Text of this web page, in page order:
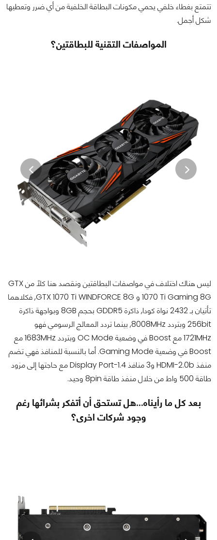
تتمتع بغطاء خلفي يحمي مكونات البطاقة الخلفية من أي ضرر وتعطيها
شكل أجمل.
المواصفات التقنية للبطاقتين؟
ليس هناك اختلاف في مواصفات البطاقتين ونقصد هنا كلاً من GTX
1070 Ti Gaming 8G و GTX 1070 Ti WINDFORCE 8G, فكلاهما
تأتيان بـ 2432 نواة كودا, ذاكرة GDDR5 بحجم 8GB وبواجهة ذاكرة
256bit وبتردد 8008MHz, بينما تردد المعالج الرسومي فهو
1721MHz مع Boost في وضعية OC Mode وبتردد 1683MHz مع
Boost في وضعية Gaming Mode. أما بالنسبة للمنافذ فهي تضم
منفذ HDMI-2.0b و3 منافذ Display Port-1.4 مع حاجتها إلى مزود
طاقة 500 واط من خلال منفذ طاقة 8pin وحيد.
بعد كل ما رأيناه...هل تستحق أن أتفكر بشرائها رغم
وجود شركات اخرى؟